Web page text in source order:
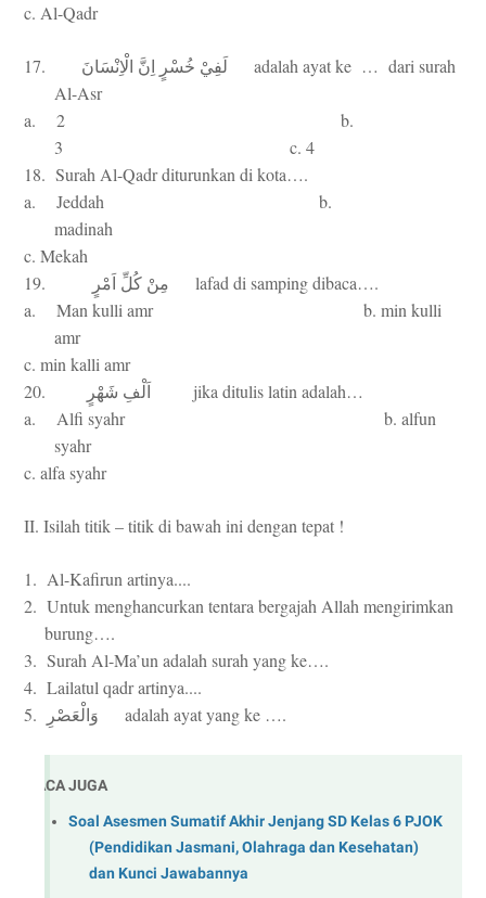
c. Al-Qadr
17. لَفِيْ خُسْرٍ اِنَّ الْاِنْسَانَ
adalah ayat ke … dari surah
Al-Asr
a. 2 b.
3 c. 4
18. Surah Al-Qadr diturunkan di kota….
a. Jeddah b.
madinah
c. Mekah
19.
مِنْ كُلِّ اَمْرٍ
lafad di samping dibaca….
a. Man kulli amr b. min kulli
amr
c. min kalli amr
20.
اَلْفِ شَهْرٍ
jika ditulis latin adalah…
a. Alfi syahr b. alfun
syahr
c. alfa syahr
II. Isilah titik – titik di bawah ini dengan tepat !
1. Al-Kafirun artinya....
2. Untuk menghancurkan tentara bergajah Allah mengirimkan
burung….
3. Surah Al-Ma’un adalah surah yang ke….
4. Lailatul qadr artinya....
5.
وَالْعَصْرِ adalah ayat yang ke ….
BACA JUGA
Soal Asesmen Sumatif Akhir Jenjang SD Kelas 6 PJOK
(Pendidikan Jasmani, Olahraga dan Kesehatan)
dan Kunci Jawabannya